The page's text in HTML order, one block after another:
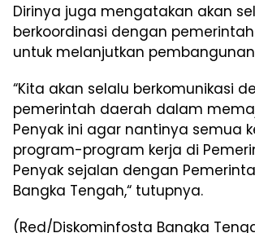
Dirinya juga mengatakan akan
berkoordinasi dengan
untuk melanjutkan
“Kita akan selalu berkomunikasi
pemerintah daerah dalam
Penyak ini agar nantinya semua
program-program kerja di
Penyak sejalan dengan
Bangka Tengah,“ tutupnya.
(Red/Diskominfosta Bangka